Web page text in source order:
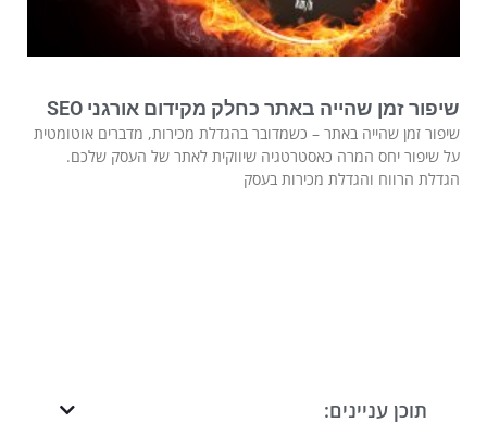
שיפור זמן שהייה באתר כחלק מקידום אורגני SEO
שיפור זמן שהייה באתר – כשמדובר בהגדלת מכירות, מדברים אוטומטית
על שיפור יחס המרה כאסטרטגיה שיווקית לאתר של העסק שלכם.
הגדלת הרווח והגדלת מכירות בעסק
תוכן עניינים: